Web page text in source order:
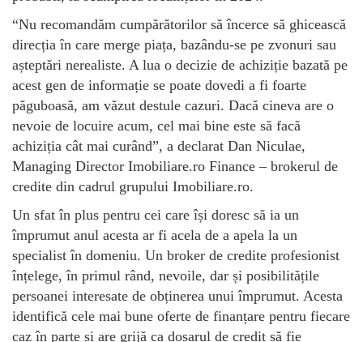
“Nu recomandăm cumpărătorilor să încerce să ghicească
direcția în care merge piața, bazându-se pe zvonuri sau
așteptări nerealiste. A lua o decizie de achiziție bazată pe
acest gen de informație se poate dovedi a fi foarte
păguboasă, am văzut destule cazuri. Dacă cineva are o
nevoie de locuire acum, cel mai bine este să facă
achiziția cât mai curând”, a declarat Dan Niculae,
Managing Director Imobiliare.ro Finance – brokerul de
credite din cadrul grupului Imobiliare.ro.
Un sfat în plus pentru cei care își doresc să ia un
împrumut anul acesta ar fi acela de a apela la un
specialist în domeniu. Un broker de credite profesionist
înțelege, în primul rând, nevoile, dar și posibilitățile
persoanei interesate de obținerea unui împrumut. Acesta
identifică cele mai bune oferte de finanțare pentru fiecare
caz în parte și are grijă ca dosarul de credit să fie